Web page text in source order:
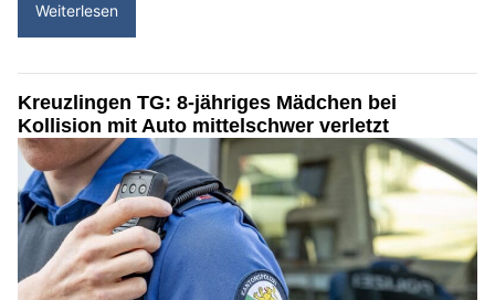
Weiterlesen
Kreuzlingen TG: 8-jähriges Mädchen bei
Kollision mit Auto mittelschwer verletzt